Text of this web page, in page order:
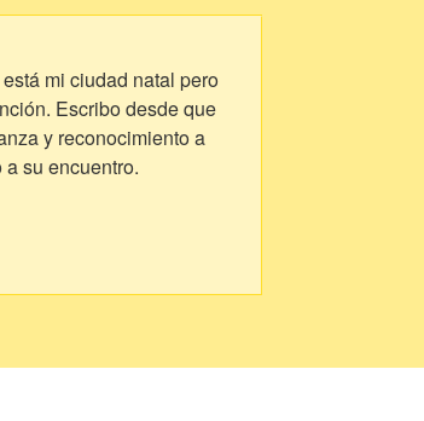
mi ciudad natal pero
Escribo desde que
y reconocimiento a
su encuentro.